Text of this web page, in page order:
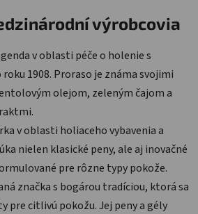
výrobcovia
v oblasti péče o holenie s
1908. Proraso je známa svojimi
olejom, zeleným čajom a
v oblasti holiaceho vybavenia a
nielen klasické peny, ale aj inovačné
pre rôzne typy pokože.
značka s bogárou tradíciou, ktorá sa
pre citlivú pokožu. Jej peny a gély